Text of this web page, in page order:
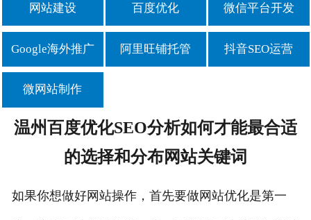
网站建设 百度优化 微信平台开发
Google海外推广 阿里旺铺托管 抖音SEO运营
微网站制作
温州百度优化SEO分析如何才能最合适
的选择和分布网站关键词
如果你想做好网站操作，首先要做网站优化是第一